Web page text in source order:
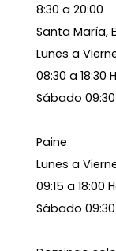
8:30 a
Santa María,
Lunes a
08:30 a
Sábado 09:30
Paine
Lunes a
09:15 a 18:00
Sábado 09:30